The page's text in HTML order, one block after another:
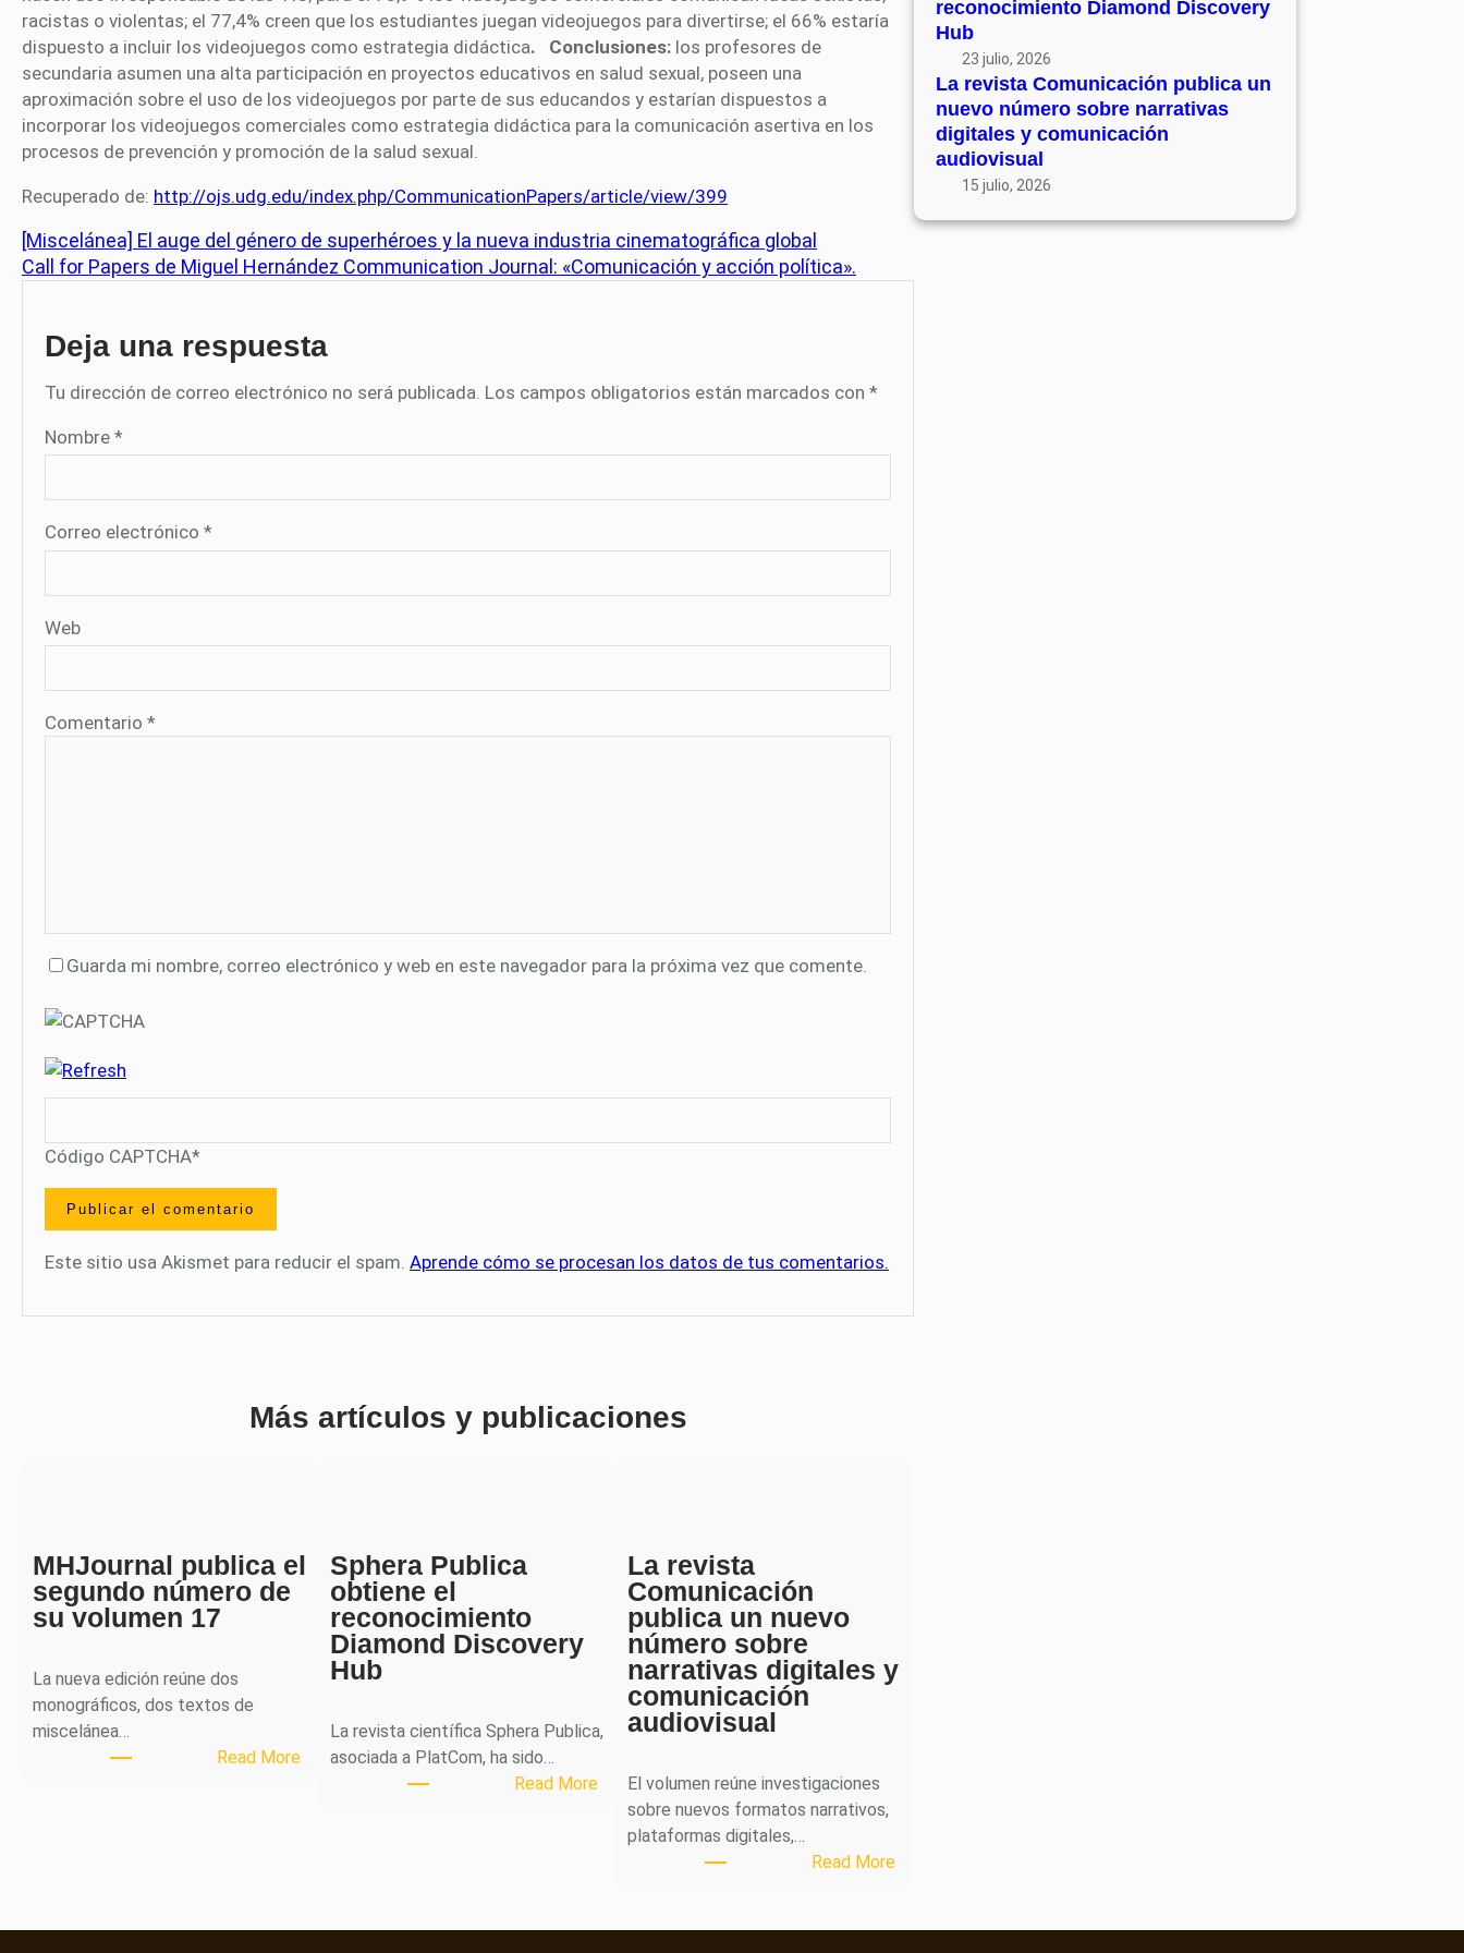
racistas o violentas; el 77,4% creen que los estudiantes juegan videojuegos para divertirse; el 66% estaría
dispuesto a incluir los videojuegos como estrategia didáctica. Conclusiones: los profesores de
secundaria asumen una alta participación en proyectos educativos en salud sexual, poseen una
aproximación sobre el uso de los videojuegos por parte de sus educandos y estarían dispuestos a
incorporar los videojuegos comerciales como estrategia didáctica para la comunicación asertiva en los
procesos de prevención y promoción de la salud sexual.
Recuperado de: http://ojs.udg.edu/index.php/CommunicationPapers/article/view/399
[Miscelánea] El auge del género de superhéroes y la nueva industria cinematográfica global
Call for Papers de Miguel Hernández Communication Journal: «Comunicación y acción política».
Deja una respuesta
Tu dirección de correo electrónico no será publicada. Los campos obligatorios están marcados con *
Nombre *
Correo electrónico *
Web
Comentario *
Guarda mi nombre, correo electrónico y web en este navegador para la próxima vez que comente.
Código CAPTCHA*
Este sitio usa Akismet para reducir el spam. Aprende cómo se procesan los datos de tus comentarios.
Más artículos y publicaciones
MHJournal publica el
segundo número de
su volumen 17
La nueva edición reúne dos
monográficos, dos textos de
miscelánea…
Read More:
Sphera Publica
obtiene el
reconocimiento
Diamond Discovery
Hub
La revista científica Sphera Publica,
asociada a PlatCom, ha sido…
Read More:
La revista
Comunicación
publica un nuevo
número sobre
narrativas digitales y
comunicación
audiovisual
El volumen reúne investigaciones
sobre nuevos formatos narrativos,
plataformas digitales,…
Read More:
reconocimiento Diamond Discovery
Hub
23 julio, 2026
La revista Comunicación publica un
nuevo número sobre narrativas
digitales y comunicación
audiovisual
15 julio, 2026